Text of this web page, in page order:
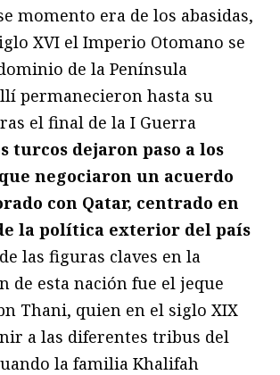
momento era de los abasidas,
XVI el Imperio Otomano se
de la Península
permanecieron hasta su
el final de la I Guerra
turcos dejaron paso a los
negociaron un acuerdo
con Qatar, centrado en
la política exterior del país
las figuras claves en la
de esta nación fue el jeque
Thani, quien en el siglo XIX
a las diferentes tribus del
la familia Khalifah